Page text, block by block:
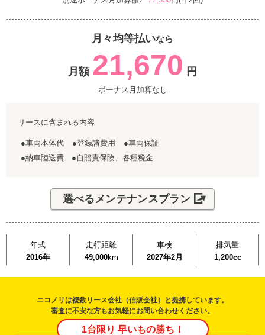
月々均等払いなら
月額 21,670 円
ボーナス月加算なし
リースに含まれる内容
●車両本体代 ●登録諸費用
●車両保証
●納車陸送費 ●自賠責保険、各種税金
選べるメンテナンスプラン
年式
2016年
走行距離
49,000km
車検
2027年2月
排気量
1,200cc
ニコノリは複数リース会社（信販会社）と提携しています。
審査に不安な方もお気軽にお問い合わせください。
1台限り 早いもの勝ち！